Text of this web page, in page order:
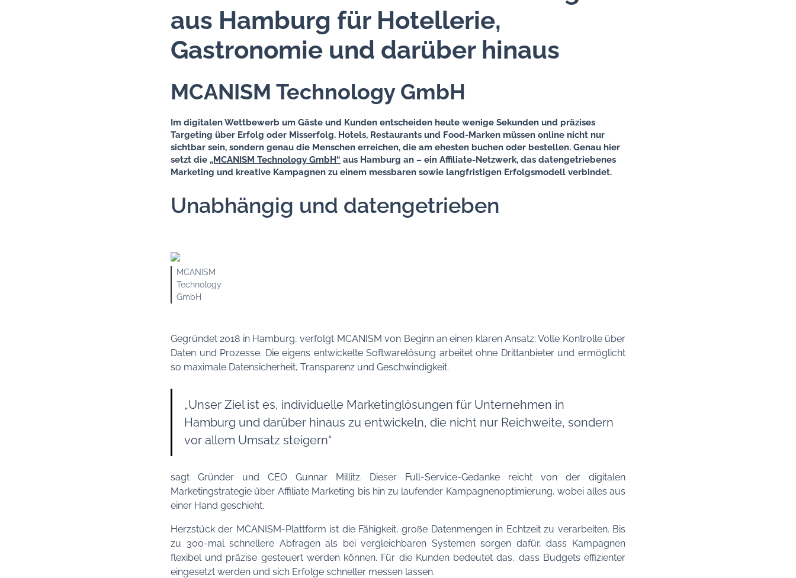
aus Hamburg für Hotellerie,
Gastronomie und darüber hinaus
MCANISM Technology GmbH
Im digitalen Wettbewerb um Gäste und Kunden entscheiden heute wenige Sekunden und präzises
Targeting über Erfolg oder Misserfolg. Hotels, Restaurants und Food-Marken müssen online nicht nur
sichtbar sein, sondern genau die Menschen erreichen, die am ehesten buchen oder bestellen. Genau hier
setzt die „MCANISM Technology GmbH“ aus Hamburg an – ein Affiliate-Netzwerk, das datengetriebenes
Marketing und kreative Kampagnen zu einem messbaren sowie langfristigen Erfolgsmodell verbindet.
Unabhängig und datengetrieben
MCANISM
Technology
GmbH
Gegründet 2018 in Hamburg, verfolgt MCANISM von Beginn an einen klaren Ansatz: Volle Kontrolle über
Daten und Prozesse. Die eigens entwickelte Softwarelösung arbeitet ohne Drittanbieter und ermöglicht
so maximale Datensicherheit, Transparenz und Geschwindigkeit.
„Unser Ziel ist es, individuelle Marketinglösungen für Unternehmen in
Hamburg und darüber hinaus zu entwickeln, die nicht nur Reichweite, sondern
vor allem Umsatz steigern“
sagt Gründer und CEO Gunnar Millitz. Dieser Full-Service-Gedanke reicht von der digitalen
Marketingstrategie über Affiliate Marketing bis hin zu laufender Kampagnenoptimierung, wobei alles aus
einer Hand geschieht.
Herzstück der MCANISM-Plattform ist die Fähigkeit, große Datenmengen in Echtzeit zu verarbeiten. Bis
zu 300-mal schnellere Abfragen als bei vergleichbaren Systemen sorgen dafür, dass Kampagnen
flexibel und präzise gesteuert werden können. Für die Kunden bedeutet das, dass Budgets effizienter
eingesetzt werden und sich Erfolge schneller messen lassen.